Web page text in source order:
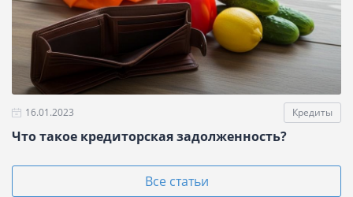
16.01.2023 Кредиты
Что такое кредиторская задолженность?
Все статьи